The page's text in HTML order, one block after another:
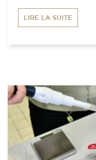
LIRE LA SUITE